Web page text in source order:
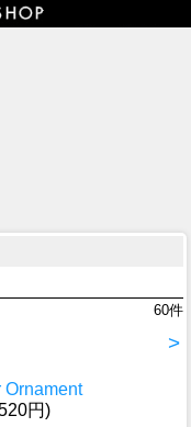
60件
>
Ornament
円)